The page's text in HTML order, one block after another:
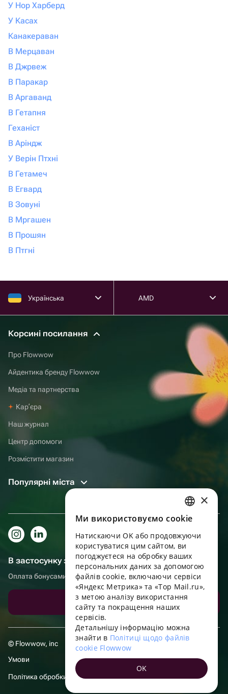
У Нор Харберд
У Касах
Канакераван
В Мерцаван
В Джрвеж
В Паракар
В Аргаванд
В Гетапня
Геханіст
В Аріндж
У Верін Птхні
В Гетамеч
В Егвард
В Зовуні
В Мргашен
В Прошян
В Птгні
Українська AMD
Корсині посилання
Про Flowwow
Айдентика бренду Flowwow
Медіа та партнерства
Карʼєра
Наш журнал
Центр допомоги
Розмістити магазин
Популярні міста
В застосунку зручніше!
Оплата бонусами, самовивіз, зручний чат підтримки
Завантажити додаток
© Flowwow, inc
Умови
Політика обробки даних
RUSSIAN
ENGLISH
UKRAINIAN
PORTUGUESE
SPANISH
HUNGARIAN
FRENCH
TURKISH
×
Ми використовуємо cookie
Натискаючи OK або продовжуючи
користуватися цим сайтом, ви
погоджуєтеся на обробку ваших
персональних даних за допомогою
файлів cookie, включаючи сервіси
«Яндекс Метрика» та «Top Mail.ru»,
з метою аналізу використання
сайту та покращення наших
сервісів.
Детальнішу інформацію можна
знайти в Політиці щодо файлів
cookie Flowwow
OK